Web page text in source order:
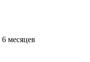
6 месяцев